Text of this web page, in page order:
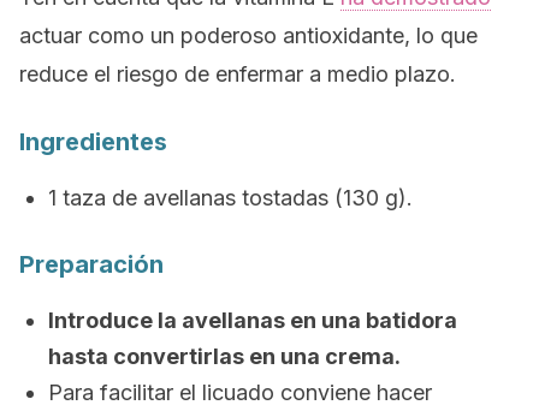
actuar como un poderoso antioxidante, lo que
reduce el riesgo de enfermar a medio plazo.
Ingredientes
1 taza de avellanas tostadas (130 g).
Preparación
Introduce la avellanas en una batidora
hasta convertirlas en una crema.
Para facilitar el licuado conviene hacer